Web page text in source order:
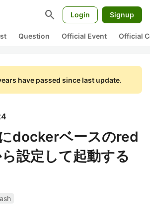
search Login Signup
Question Official Event Official
have passed since last update.
dockerベースのred
設定して起動する